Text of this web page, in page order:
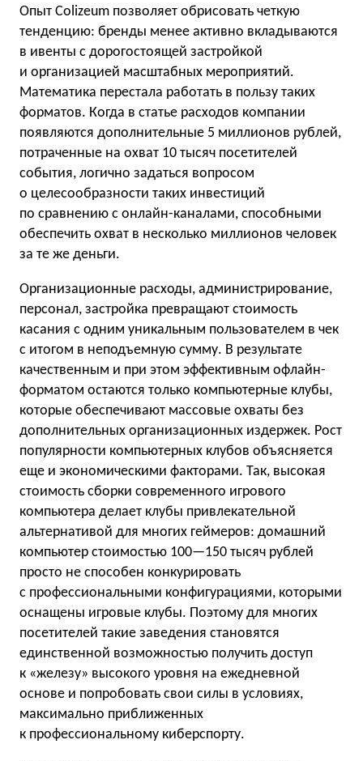
Опыт Colizeum позволяет обрисовать четкую
тенденцию: бренды менее активно вкладываются
в ивенты с дорогостоящей застройкой
и организацией масштабных мероприятий.
Математика перестала работать в пользу таких
форматов. Когда в статье расходов компании
появляются дополнительные 5 миллионов рублей,
потраченные на охват 10 тысяч посетителей
события, логично задаться вопросом
о целесообразности таких инвестиций
по сравнению с онлайн-каналами, способными
обеспечить охват в несколько миллионов человек
за те же деньги.
Организационные расходы, администрирование,
персонал, застройка превращают стоимость
касания с одним уникальным пользователем в чек
с итогом в неподъемную сумму. В результате
качественным и при этом эффективным офлайн-
форматом остаются только компьютерные клубы,
которые обеспечивают массовые охваты без
дополнительных организационных издержек. Рост
популярности компьютерных клубов объясняется
еще и экономическими факторами. Так, высокая
стоимость сборки современного игрового
компьютера делает клубы привлекательной
альтернативой для многих геймеров: домашний
компьютер стоимостью 100—150 тысяч рублей
просто не способен конкурировать
с профессиональными конфигурациями, которыми
оснащены игровые клубы. Поэтому для многих
посетителей такие заведения становятся
единственной возможностью получить доступ
к «железу» высокого уровня на ежедневной
основе и попробовать свои силы в условиях,
максимально приближенных
к профессиональному киберспорту.